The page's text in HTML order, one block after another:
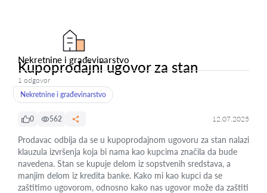
Nekretnine i građevinarstvo
Kupoprodajni ugovor za stan
1 odgovor
Nekretnine i građevinarstvo
0 562 12.07.2025
Prodavac odbija da se u kupoprodajnom ugovoru za stan nalazi
klauzula izvršenja koja bi nama kao kupcima značila da bude
navedena. Stan se kupuje delom iz sopstvenih sredstava, a
manjim delom iz kredita banke. Kako mi kao kupci da se
zaštitimo ugovorom, odnosno kako nas ugovor može da zaštiti